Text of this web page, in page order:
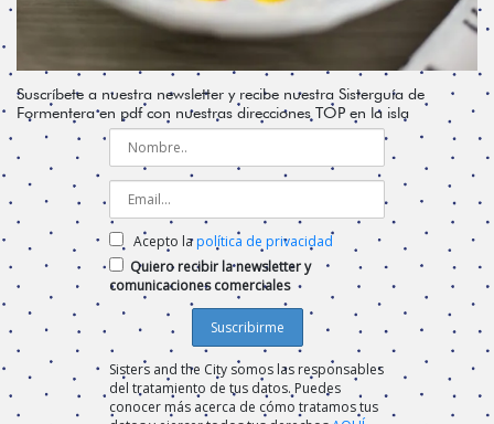
Suscríbete a nuestra newsletter y recibe nuestra Sisterguía de
Formentera en pdf con nuestras direcciones TOP en la isla
Acepto lapolítica de privacidad
Quiero recibir la newsletter y
comunicaciones comerciales
Sisters and the City somos las responsables
del tratamiento de tus datos. Puedes
conocer más acerca de cómo tratamos tus